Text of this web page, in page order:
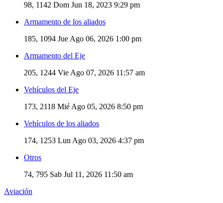
98, 1142 Dom Jun 18, 2023 9:29 pm
Armamento de los aliados
185, 1094 Jue Ago 06, 2026 1:00 pm
Armamento del Eje
205, 1244 Vie Ago 07, 2026 11:57 am
Vehículos del Eje
173, 2118 Mié Ago 05, 2026 8:50 pm
Vehículos de los aliados
174, 1253 Lun Ago 03, 2026 4:37 pm
Otros
74, 795 Sab Jul 11, 2026 11:50 am
Aviación